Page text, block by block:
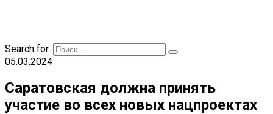
Search for:
05.03.2024
Саратовская должна принять
участие во всех новых нацпроектах